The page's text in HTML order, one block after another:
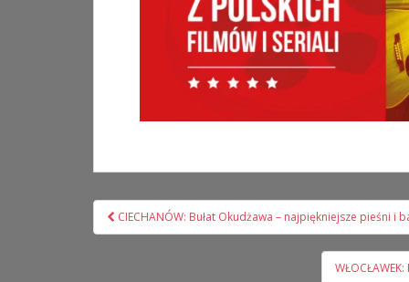
Nawigacja
wpisu
CIECHANÓW: Bułat Okudżawa – najpiękniejsze pieśni i